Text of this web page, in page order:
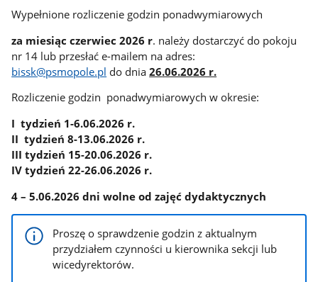
Wypełnione rozliczenie godzin ponadwymiarowych
za miesiąc czerwiec 2026 r. należy dostarczyć do pokoju
nr 14 lub przesłać e-mailem na adres:
bissk@psmopole.pl do dnia 26.06.2026 r.
Rozliczenie godzin ponadwymiarowych w okresie:
I tydzień 1-6.06.2026 r.
II tydzień 8-13.06.2026 r.
III tydzień 15-20.06.2026 r.
IV tydzień 22-26.06.2026 r.
4 – 5.06.2026 dni wolne od zajęć dydaktycznych
Proszę o sprawdzenie godzin z aktualnym
przydziałem czynności u kierownika sekcji lub
wicedyrektorów.